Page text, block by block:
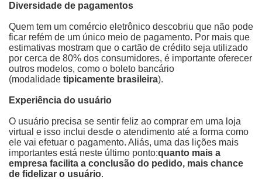
Diversidade de pagamentos
Quem tem um comércio eletrônico descobriu que não pode
ficar refém de um único meio de pagamento. Por mais que
estimativas mostram que o cartão de crédito seja utilizado
por cerca de 80% dos consumidores, é importante oferecer
outros modelos, como o boleto bancário
(modalidade tipicamente brasileira).
Experiência do usuário
O usuário precisa se sentir feliz ao comprar em uma loja
virtual e isso inclui desde o atendimento até a forma como
ele vai efetuar o pagamento. Aliás, uma das lições mais
importantes está neste último ponto:quanto mais a
empresa facilita a conclusão do pedido, mais chance
de fidelizar o usuário.